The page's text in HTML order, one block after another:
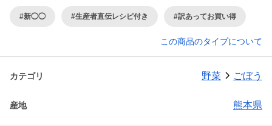
#新◯◯ #生産者直伝レシピ付き #訳あってお買い得
この商品のタイプについて
カテゴリ 野菜 ごぼう
産地 熊本県